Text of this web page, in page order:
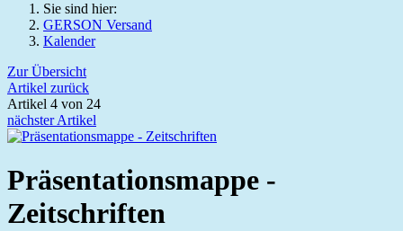
Sie sind hier:
GERSON Versand
Kalender
Zur Übersicht
Artikel zurück
Artikel 4 von 24
nächster Artikel
Präsentationsmappe -
Zeitschriften